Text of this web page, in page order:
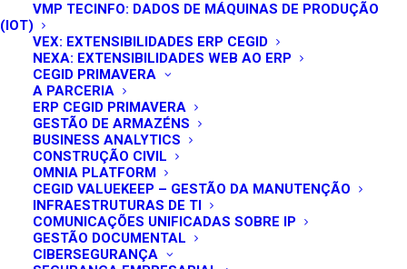
VMP TECINFO: DADOS DE MÁQUINAS DE PRODUÇÃO
(IOT)
VEX: EXTENSIBILIDADES ERP CEGID
NEXA: EXTENSIBILIDADES WEB AO ERP
CEGID PRIMAVERA
A PARCERIA
ERP CEGID PRIMAVERA
GESTÃO DE ARMAZÉNS
BUSINESS ANALYTICS
CONSTRUÇÃO CIVIL
OMNIA PLATFORM
CEGID VALUEKEEP – GESTÃO DA MANUTENÇÃO
INFRAESTRUTURAS DE TI
COMUNICAÇÕES UNIFICADAS SOBRE IP
GESTÃO DOCUMENTAL
CIBERSEGURANÇA
Imprensa